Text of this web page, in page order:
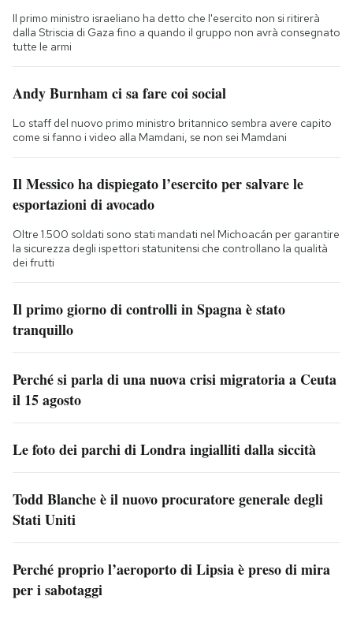
Il primo ministro israeliano ha detto che l'esercito non si ritirerà
dalla Striscia di Gaza fino a quando il gruppo non avrà consegnato
tutte le armi
Andy Burnham ci sa fare coi social
Lo staff del nuovo primo ministro britannico sembra avere capito
come si fanno i video alla Mamdani, se non sei Mamdani
Il Messico ha dispiegato l’esercito per salvare le
esportazioni di avocado
Oltre 1.500 soldati sono stati mandati nel Michoacán per garantire
la sicurezza degli ispettori statunitensi che controllano la qualità
dei frutti
Il primo giorno di controlli in Spagna è stato
tranquillo
Perché si parla di una nuova crisi migratoria a Ceuta
il 15 agosto
Le foto dei parchi di Londra ingialliti dalla siccità
Todd Blanche è il nuovo procuratore generale degli
Stati Uniti
Perché proprio l’aeroporto di Lipsia è preso di mira
per i sabotaggi